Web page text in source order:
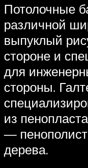
Потолочные
различной
выпуклый
стороне и
для
стороны.
из
—
дерева.